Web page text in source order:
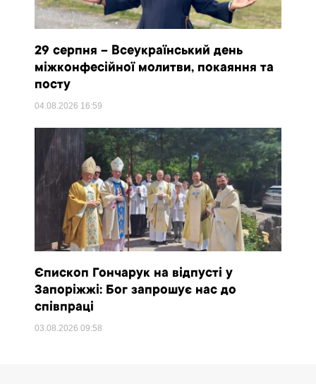
29 серпня – Всеукраїнський день
міжконфесійної молитви, покаяння та
посту
04.08.2026 16:59
Єпископ Гончарук на відпусті у
Запоріжжі: Бог запрошує нас до
співпраці
03.08.202609:58